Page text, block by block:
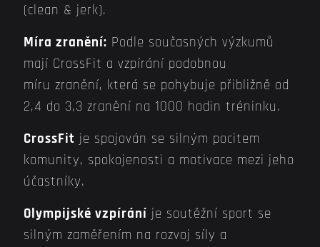
(clean & jerk).
Míra zranění: Podle současných výzkumů
mají CrossFit a vzpírání podobnou
míru zranění, která se pohybuje přibližně od
2,4 do 3,3 zranění na 1000 hodin tréninku.
CrossFit je spojován se silným pocitem
komunity, spokojenosti a motivace mezi jeho
účastníky.
Olympijské vzpírání je soutěžní sport se
silným zaměřením na rozvoj síly a